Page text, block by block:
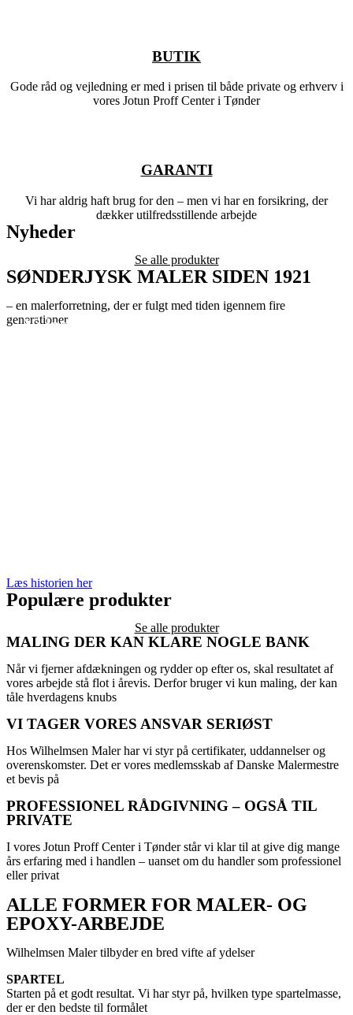
Vi løser alle opgaver til både private
BUTIK
Gode råd og vejledning er med i prisen til både private og erhverv i
vores Jotun Proff Center i Tønder
GARANTI
Vi har aldrig haft brug for den – men vi har en forsikring, der
dækker utilfredsstillende arbejde
Nyheder
Se alle produkter
SØNDERJYSK MALER SIDEN 1921
– en malerforretning, der er fulgt med tiden igennem fire
generationer
Læs historien her
Populære produkter
Se alle produkter
MALING DER KAN KLARE NOGLE BANK
Når vi fjerner afdækningen og rydder op efter os, skal resultatet af
vores arbejde stå flot i årevis. Derfor bruger vi kun maling, der kan
tåle hverdagens knubs
VI TAGER VORES ANSVAR SERIØST
Hos Wilhelmsen Maler har vi styr på certifikater, uddannelser og
overenskomster. Det er vores medlemsskab af Danske Malermestre
et bevis på
PROFESSIONEL RÅDGIVNING – OGSÅ TIL
PRIVATE
I vores Jotun Proff Center i Tønder står vi klar til at give dig mange
års erfaring med i handlen – uanset om du handler som professionel
eller privat
ALLE FORMER FOR MALER- OG
EPOXY-ARBEJDE
Wilhelmsen Maler tilbyder en bred vifte af ydelser
SPARTEL
Starten på et godt resultat. Vi har styr på, hvilken type spartelmasse,
der er den bedste til formålet